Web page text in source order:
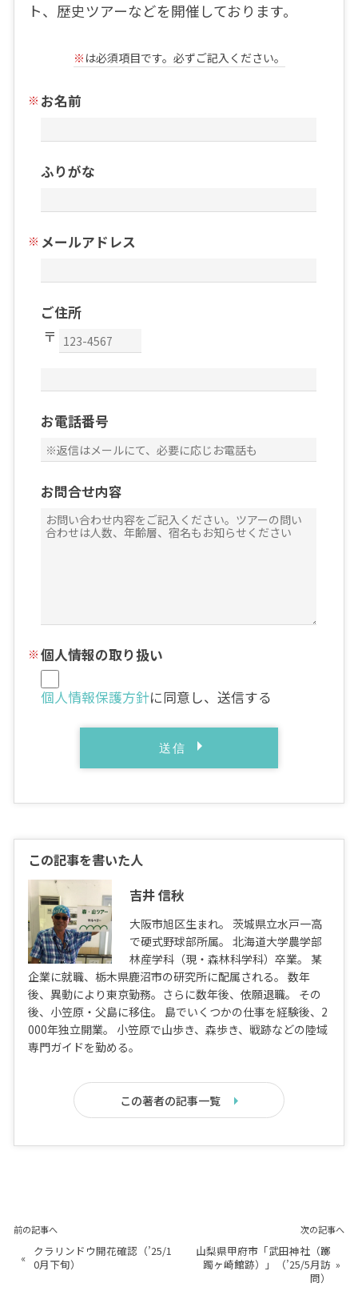
ト、歴史ツアーなどを開催しております。
※ は必須項目です。必ずご記入ください。
お名前
ふりがな
メールアドレス
ご住所
お電話番号
お問合せ内容
個人情報の取り扱い
個人情報保護方針に同意し、送信する
この記事を書いた人
吉井 信秋
大阪市旭区生まれ。 茨城県立水戸一高
で硬式野球部所属。 北海道大学農学部
林産学科（現・森林科学科）卒業。 某
企業に就職、栃木県鹿沼市の研究所に配属される。 数年
後、異動により東京勤務。さらに数年後、依願退職。 その
後、小笠原・父島に移住。 島でいくつかの仕事を経験後、2
000年独立開業。 小笠原で山歩き、森歩き、戦跡などの陸域
専門ガイドを勤める。
この著者の記事一覧
前の記事へ
« クラリンドウ開花確認（’25/1
0月下旬）
次の記事へ
山梨県甲府市「武田神社（躑
躅ヶ崎館跡）」（’25/5月訪
問）
»